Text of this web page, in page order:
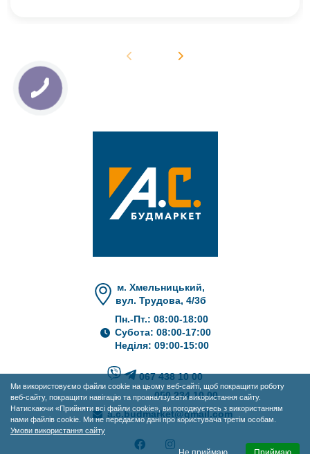
Ми використовуємо файли cookie на цьому веб-сайті, щоб покращити роботу
веб-сайту, покращити навігацію та проаналізувати використання сайту.
Натискаючи «Прийняти всі файли cookie», ви погоджуєтесь з використанням
нами файлів cookie. Ми не передаємо дані про користувача третім особам.
Умови використання сайту
м. Хмельницький,
вул. Трудова, 4/3б
Пн.-Пт.: 08:00-18:00
Субота: 08:00-17:00
Неділя: 09:00-15:00
067 438 10 00
050 234 10 00
a.c.budmarket@gmail.com